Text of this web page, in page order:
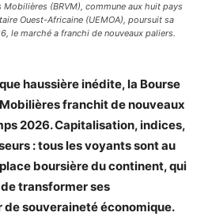
Mobilières (BRVM), commune aux huit pays
Ouest-Africaine (UEMOA), poursuit sa
le marché a franchi de nouveaux paliers.
haussière inédite, la Bourse
franchit de nouveaux
2026. Capitalisation, indices,
: tous les voyants sont au
boursière du continent, qui
transformer ses
souveraineté économique.